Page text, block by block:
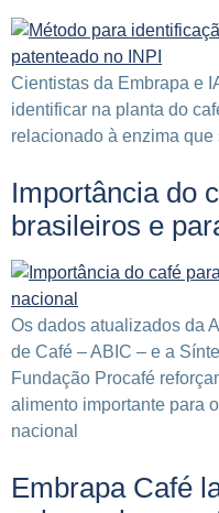
Cientistas da Embrapa e
identificar na planta do
relacionado à enzima que
Importância do
brasileiros e
Os dados atualizados da
de Café – ABIC – e a
Fundação Procafé
alimento importante para
nacional
Embrapa Café